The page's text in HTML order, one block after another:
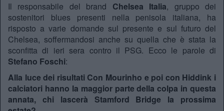
Il responsabile del brand Chelsea Italia, gruppo dei
sostenitori blues presenti nella penisola italiana, ha
risposto a varie domande sul presente e sul futuro del
Chelsea, soffermandosi anche su quella che è stata la
sconfitta di ieri sera contro il PSG. Ecco le parole di
Stefano Foschi:
Alla luce dei risultati Con Mourinho e poi con Hiddink i
calciatori hanno la maggior parte della colpa in questa
annata, chi lascerà Stamford Bridge la prossima